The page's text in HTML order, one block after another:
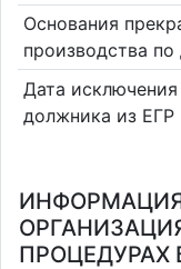
Основания
производства по
Дата исключения
должника из ЕГР
ПРОЦЕДУРАХ